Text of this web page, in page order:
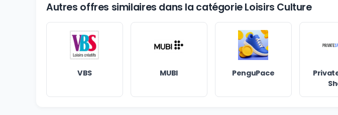
Autres offres similaires dans la catégorie Loisirs Culture
VBS MUBI PenguPace